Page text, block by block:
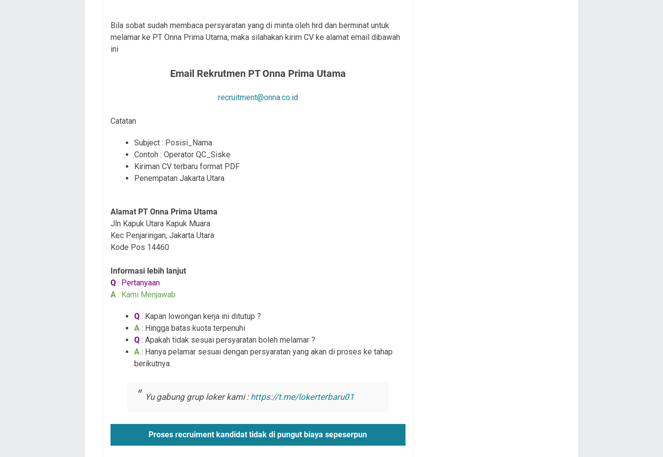
Bila sobat sudah membaca persyaratan yang di minta oleh hrd dan berminat untuk
melamar ke PT Onna Prima Utama, maka silahakan kirim CV ke alamat email dibawah
ini
Email Rekrutmen PT Onna Prima Utama
recruitment@onna.co.id
Catatan
Subject : Posisi_Nama
Contoh : Operator QC_Siske
Kiriman CV terbaru format PDF
Penempatan Jakarta Utara
Alamat PT Onna Prima Utama
Jln Kapuk Utara Kapuk Muara
Kec Penjaringan, Jakarta Utara
Kode Pos 14460
Informasi lebih lanjut
Q : Pertanyaan
A : Kami Menjawab
Q : Kapan lowongan kerja ini ditutup ?
A : Hingga batas kuota terpenuhi
Q : Apakah tidak sesuai persyaratan boleh melamar ?
A : Hanya pelamar sesuai dengan persyaratan yang akan di proses ke tahap
berikutnya.
Yu gabung grup loker kami : https://t.me/lokerterbaru01
Proses recruiment kandidat tidak di pungut biaya sepeserpun